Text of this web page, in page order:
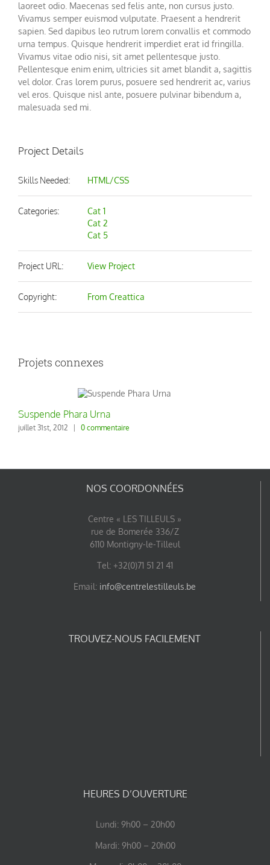
laoreet odio. Maecenas sed felis ante, non cursus justo.
Vivamus semper euismod vulputate. Praesent a hendrerit
sapien. Sed dapibus leo rutrum lorem convallis et commodo
urna tempus. Quisque hendrerit imperdiet erat id fringilla.
Vivamus vitae odio nisi, sit amet pellentesque justo.
Pellentesque enim enim, ultricies sit amet blandit a, sagittis
vel dolor. Cras lorem purus, posuere sed hendrerit ac, varius
vel eros. Quisque nisl ante, posuere pulvinar bibendum a,
malesuada sed mi.
Project Details
Skills Needed: HTML/CSS
Categories:
Cat 1
Cat 2
Cat 5
Project URL: View Project
Copyright: From Creattica
Projets connexes
Suspende Phara Urna
juillet 31st, 2012 | 0 commentaire
NOS COORDONNÉES
Centre « LES TILLEULS »
rue de Bomerée 336/Z
6110 Montigny-le-Tilleul
Tel: +32(0)71 51 21 41
Email: info@centrelestilleuls.be
TROUVEZ-NOUS FACILEMENT
HEURES D’OUVERTURE
Lundi: 9h00 – 20h00
Mardi: 9h00 – 20h00